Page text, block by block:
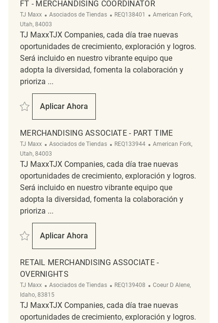
FT - MERCHANDISING COORDINATOR
TJ Maxx Categoría
Asociados de Tiendas ReqId
REQ138401 Ubicación
American Fork,
Utah, 84003
TJ MaxxTJX Companies, cada día trae nuevas
oportunidades de crecimiento, exploración y logros.
Será incluido en nuestro vibrante equipo que
adopta la diversidad, fomenta la colaboración y
prioriza ...
Salvar FT - Merchandising Coordinator REQ138401
Aplicar Ahora
FT - Merchandising Coordinator
MERCHANDISING ASSOCIATE - PART TIME
TJ Maxx Categoría
Asociados de Tiendas ReqId
REQ133944 Ubicación
American Fork,
Utah, 84003
TJ MaxxTJX Companies, cada día trae nuevas
oportunidades de crecimiento, exploración y logros.
Será incluido en nuestro vibrante equipo que
adopta la diversidad, fomenta la colaboración y
prioriza ...
Salvar Merchandising Associate - Part Time REQ133944
Aplicar Ahora
Merchandising Associate - Part Time
RETAIL MERCHANDISING ASSOCIATE -
OVERNIGHTS
TJ Maxx Categoría
Asociados de Tiendas ReqId
REQ139408 Ubicación
Coeur D Alene,
Idaho, 83815
TJ MaxxTJX Companies, cada día trae nuevas
oportunidades de crecimiento, exploración y logros.